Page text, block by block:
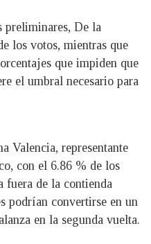
preliminares, De la
los votos, mientras que
que impiden que
el umbral necesario para
Valencia, representante
con el 6.86 % de los
fuera de la contienda
podrían convertirse en un
en la segunda vuelta.